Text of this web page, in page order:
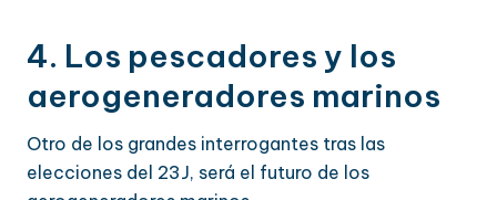
4. Los pescadores y los
aerogeneradores marinos
Otro de los grandes interrogantes tras las
elecciones del 23J, será el futuro de los